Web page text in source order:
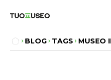
BLOG TAGS MUSEO